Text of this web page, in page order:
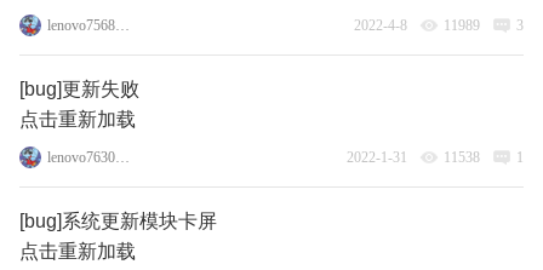
lenovo75688506 2022-4-8 11989 3
[bug]更新失败
点击重新加载
lenovo76305432 2022-1-31 11538 1
[bug]系统更新模块卡屏
点击重新加载